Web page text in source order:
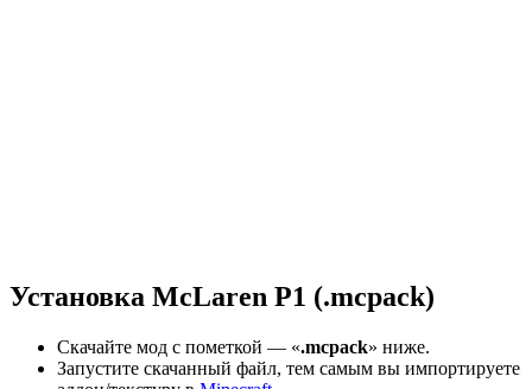
Установка McLaren P1 (.mcpack)
Скачайте мод с пометкой — «.mcpack» ниже.
Запустите скачанный файл, тем самым вы импортируете